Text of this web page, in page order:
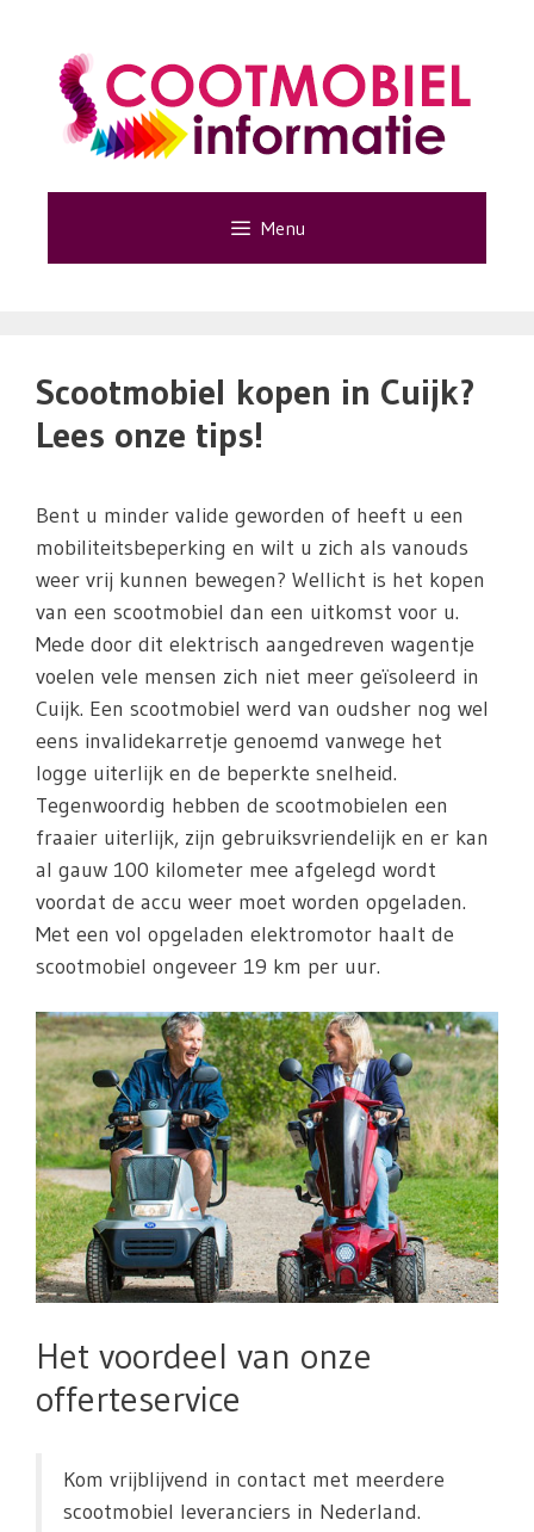
Menu
Scootmobiel kopen in Cuijk?
Lees onze tips!
Bent u minder valide geworden of heeft u een
mobiliteitsbeperking en wilt u zich als vanouds
weer vrij kunnen bewegen? Wellicht is het kopen
van een scootmobiel dan een uitkomst voor u.
Mede door dit elektrisch aangedreven wagentje
voelen vele mensen zich niet meer geïsoleerd in
Cuijk. Een scootmobiel werd van oudsher nog wel
eens invalidekarretje genoemd vanwege het
logge uiterlijk en de beperkte snelheid.
Tegenwoordig hebben de scootmobielen een
fraaier uiterlijk, zijn gebruiksvriendelijk en er kan
al gauw 100 kilometer mee afgelegd wordt
voordat de accu weer moet worden opgeladen.
Met een vol opgeladen elektromotor haalt de
scootmobiel ongeveer 19 km per uur.
Het voordeel van onze
offerteservice
Kom vrijblijvend in contact met meerdere
scootmobiel leveranciers in Nederland.